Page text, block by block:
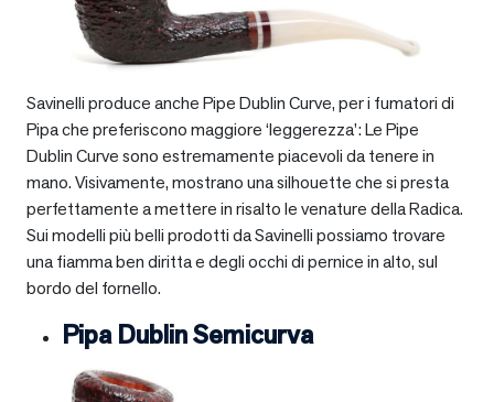
Savinelli produce anche Pipe Dublin Curve, per i fumatori di
Pipa che preferiscono maggiore ‘leggerezza’: Le Pipe
Dublin Curve sono estremamente piacevoli da tenere in
mano. Visivamente, mostrano una silhouette che si presta
perfettamente a mettere in risalto le venature della Radica.
Sui modelli più belli prodotti da Savinelli possiamo trovare
una fiamma ben diritta e degli occhi di pernice in alto, sul
bordo del fornello.
Pipa Dublin Semicurva